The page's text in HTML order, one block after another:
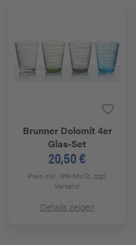
BrunnerDolomit 4er
Glas-Set
20,50 €
Preis inkl. 19% MwSt.zzgl.
Versand
Details zeigen